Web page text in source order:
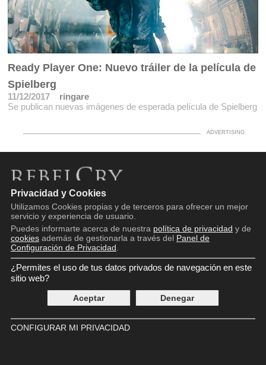
Ready Player One: Nuevo tráiler de la película de
Spielberg
11/12/2017
ringare
Se publican nuevas imágenes de esperada película de Spielberg
Copyright © 2016 - 2026
Aviso legal
Política de privacidad
Política de cookies
Panel de Control de Privacidad
Contácto
Privacidad y Cookies
Utilizamos Cookies propias y de terceros para ofrecer un mejor
servicio y experiencia de usuario.
Puedes informarte acerca de nuestra política de privacidad y de
cookiesademás de gestionarla a través del Panel de
Configuración de Privacidad
¿Permites el uso de tus datos privados de navegación en este
sitio web?
Aceptar Denegar
CONFIGURAR MI PRIVACIDAD